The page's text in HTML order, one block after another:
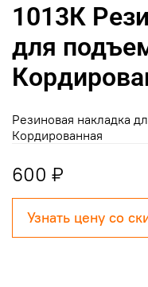
1013К
для
600 ₽
Узнать цену со
Резиновая накладка
Кордированная